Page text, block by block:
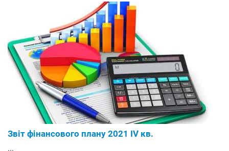
Звіт фінансового плану 2021 ІV кв.
...